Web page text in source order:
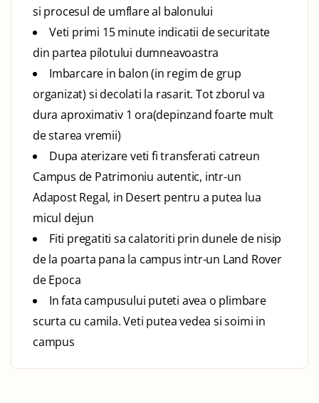
si procesul de umflare al balonului
Veti primi 15 minute indicatii de securitate
din partea pilotului dumneavoastra
Imbarcare in balon (in regim de grup
organizat) si decolati la rasarit. Tot zborul va
dura aproximativ 1 ora(depinzand foarte mult
de starea vremii)
Dupa aterizare veti fi transferati catreun
Campus de Patrimoniu autentic, intr-un
Adapost Regal, in Desert pentru a putea lua
micul dejun
Fiti pregatiti sa calatoriti prin dunele de nisip
de la poarta pana la campus intr-un Land Rover
de Epoca
In fata campusului puteti avea o plimbare
scurta cu camila. Veti putea vedea si soimi in
campus